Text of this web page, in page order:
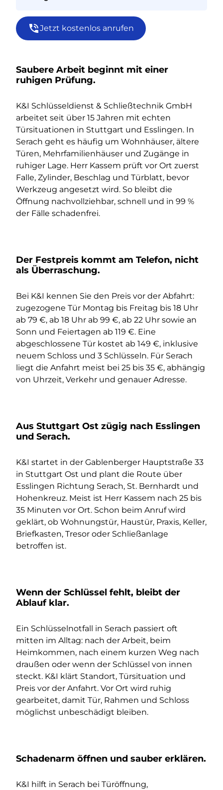
Jetzt kostenlos anrufen
Saubere Arbeit beginnt mit einer
ruhigen Prüfung.
K&I Schlüsseldienst & Schließtechnik GmbH
arbeitet seit über 15 Jahren mit echten
Türsituationen in Stuttgart und Esslingen. In
Serach geht es häufig um Wohnhäuser, ältere
Türen, Mehrfamilienhäuser und Zugänge in
ruhiger Lage. Herr Kassem prüft vor Ort zuerst
Falle, Zylinder, Beschlag und Türblatt, bevor
Werkzeug angesetzt wird. So bleibt die
Öffnung nachvollziehbar, schnell und in 99 %
der Fälle schadenfrei.
Der Festpreis kommt am Telefon, nicht
als Überraschung.
Bei K&I kennen Sie den Preis vor der Abfahrt:
zugezogene Tür Montag bis Freitag bis 18 Uhr
ab 79 €, ab 18 Uhr ab 99 €, ab 22 Uhr sowie an
Sonn und Feiertagen ab 119 €. Eine
abgeschlossene Tür kostet ab 149 €, inklusive
neuem Schloss und 3 Schlüsseln. Für Serach
liegt die Anfahrt meist bei 25 bis 35 €, abhängig
von Uhrzeit, Verkehr und genauer Adresse.
Aus Stuttgart Ost zügig nach Esslingen
und Serach.
K&I startet in der Gablenberger Hauptstraße 33
in Stuttgart Ost und plant die Route über
Esslingen Richtung Serach, St. Bernhardt und
Hohenkreuz. Meist ist Herr Kassem nach 25 bis
35 Minuten vor Ort. Schon beim Anruf wird
geklärt, ob Wohnungstür, Haustür, Praxis, Keller,
Briefkasten, Tresor oder Schließanlage
betroffen ist.
Wenn der Schlüssel fehlt, bleibt der
Ablauf klar.
Ein Schlüsselnotfall in Serach passiert oft
mitten im Alltag: nach der Arbeit, beim
Heimkommen, nach einem kurzen Weg nach
draußen oder wenn der Schlüssel von innen
steckt. K&I klärt Standort, Türsituation und
Preis vor der Anfahrt. Vor Ort wird ruhig
gearbeitet, damit Tür, Rahmen und Schloss
möglichst unbeschädigt bleiben.
Schadenarm öffnen und sauber erklären.
K&I hilft in Serach bei Türöffnung,